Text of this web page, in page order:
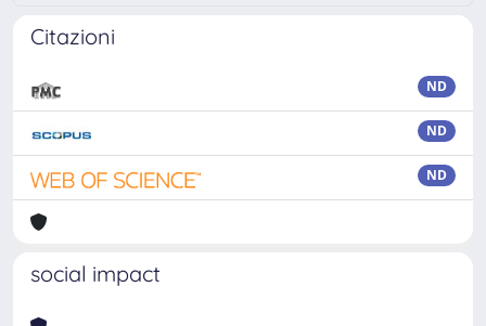
Citazioni
ND
ND
ND
social impact